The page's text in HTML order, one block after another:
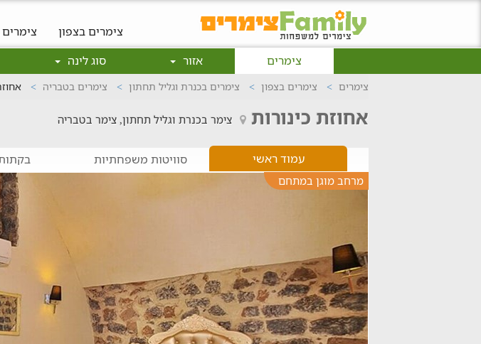
צימרים בצפון
צימרים
אזור סוג לינה
צימרים צימרים בצפון צימרים בכנרת וגליל תחתון צימרים בטבריה
אחוזת כינורות צימר בכנרת וגליל תחתון, צימר בטבריה
עמוד ראשי סוויטות משפחתיות
מרחב מוגן במתחם